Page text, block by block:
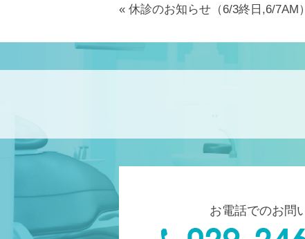
« 休診のお知らせ（6/3終日,6/7AM）
お電話でのお問